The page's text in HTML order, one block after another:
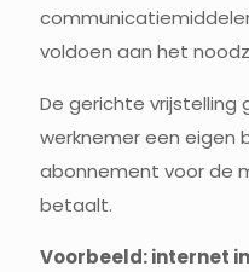
voldoen aan het
De gerichte vrijstelling
werknemer een eigen
abonnement voor de
betaalt.
Voorbeeld: internet